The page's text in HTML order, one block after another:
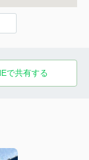
で共有する